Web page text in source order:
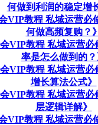
何做到利润的稳定增
VIP教程 私域运营
何做高频复购？
会VIP教程 私域运营
率是怎么做到的
会VIP教程 私域运营
增长算法公式》
会VIP教程 私域运营
层逻辑详解》
VIP教程 私域运营